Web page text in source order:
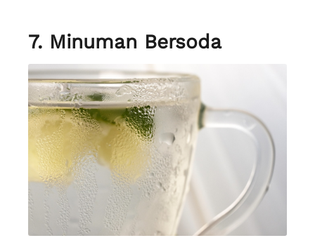
7. Minuman Bersoda